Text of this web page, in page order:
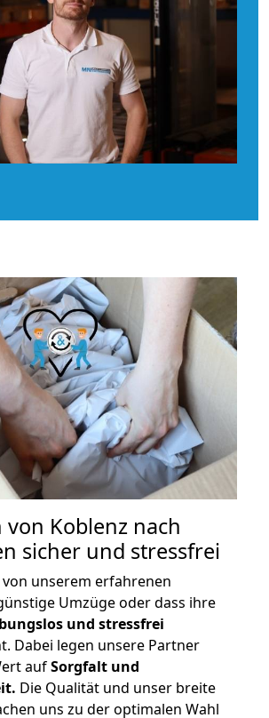
von Koblenz nach
sicher und stressfrei
unserem erfahrenen
Umzüge oder dass ihre
und stressfrei
Dabei legen unsere Partner
aufSorgfalt und
Die Qualität und unser breite
uns zu der optimalen Wahl